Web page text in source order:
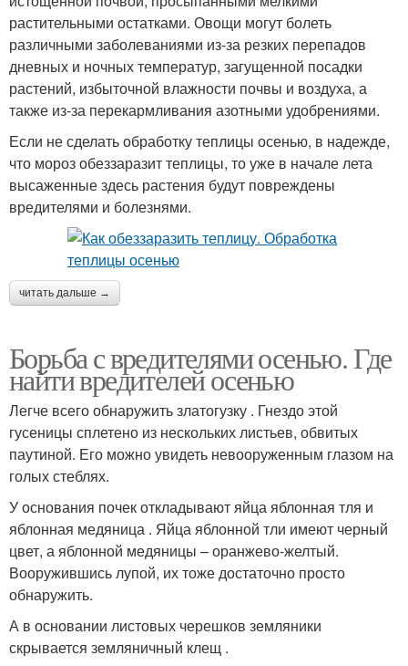
растительными остатками. Овощи могут болеть
различными заболеваниями из-за резких перепадов
дневных и ночных температур, загущенной посадки
растений, избыточной влажности почвы и воздуха, а
также из-за перекармливания азотными удобрениями.
Если не сделать обработку теплицы осенью, в надежде,
что мороз обеззаразит теплицы, то уже в начале лета
высаженные здесь растения будут повреждены
вредителями и болезнями.
читать дальше →
Борьба с вредителями осенью. Где
найти вредителей осенью
Легче всего обнаружить златогузку . Гнездо этой
гусеницы сплетено из нескольких листьев, обвитых
паутиной. Его можно увидеть невооруженным глазом на
голых стеблях.
У основания почек откладывают яйца яблонная тля и
яблонная медяница . Яйца яблонной тли имеют черный
цвет, а яблонной медяницы – оранжево-желтый.
Вооружившись лупой, их тоже достаточно просто
обнаружить.
А в основании листовых черешков земляники
скрывается земляничный клещ .